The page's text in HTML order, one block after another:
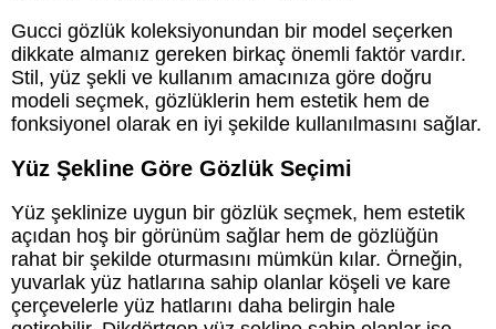
Gucci gözlük koleksiyonundan bir model seçerken
dikkate almanız gereken birkaç önemli faktör vardır.
Stil, yüz şekli ve kullanım amacınıza göre doğru
modeli seçmek, gözlüklerin hem estetik hem de
fonksiyonel olarak en iyi şekilde kullanılmasını sağlar.
Yüz Şekline Göre Gözlük Seçimi
Yüz şeklinize uygun bir gözlük seçmek, hem estetik
açıdan hoş bir görünüm sağlar hem de gözlüğün
rahat bir şekilde oturmasını mümkün kılar. Örneğin,
yuvarlak yüz hatlarına sahip olanlar köşeli ve kare
çerçevelerle yüz hatlarını daha belirgin hale